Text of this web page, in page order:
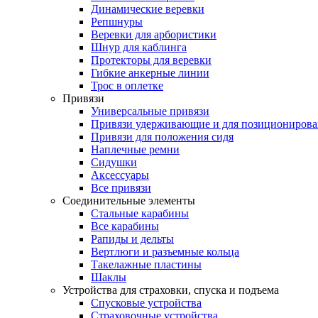
Динамические веревки
Репшнуры
Веревки для арбористики
Шнур для каблинга
Протекторы для веревки
Гибкие анкерные линии
Трос в оплетке
Привязи
Универсальные привязи
Привязи удерживающие и для
Привязи для положения сидя
Наплечные ремни
Сидушки
Аксессуары
Все привязи
Соединительные элементы
Стальные карабины
Все карабины
Рапиды и дельты
Вертлюги и разъемные кольца
Такелажные пластины
Шаклы
Устройства для страховки, спуска и подъема
Спусковые устройства
Страховочные устройства